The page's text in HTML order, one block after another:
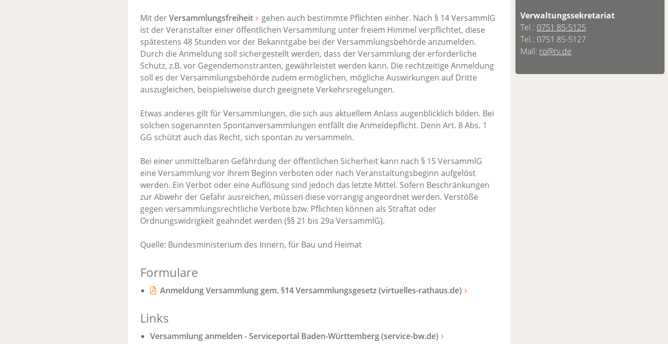
Mit derVersammlungsfreiheit
gehen auch bestimmte Pflichten einher. Nach § 14 VersammlG
ist der Veranstalter einer öffentlichen Versammlung unter freiem Himmel verpflichtet, diese
spätestens 48 Stunden vor der Bekanntgabe bei der Versammlungsbehörde anzumelden.
Durch die Anmeldung soll sichergestellt werden, dass der Versammlung der erforderliche
Schutz, z.B. vor Gegendemonstranten, gewährleistet werden kann. Die rechtzeitige Anmeldung
soll es der Versammlungsbehörde zudem ermöglichen, mögliche Auswirkungen auf Dritte
auszugleichen, beispielsweise durch geeignete Verkehrsregelungen.
Etwas anderes gilt für Versammlungen, die sich aus aktuellem Anlass augenblicklich bilden. Bei
solchen sogenannten Spontanversammlungen entfällt die Anmeldepflicht. Denn Art. 8 Abs. 1
GG schützt auch das Recht, sich spontan zu versammeln.
Bei einer unmittelbaren Gefährdung der öffentlichen Sicherheit kann nach § 15 VersammlG
eine Versammlung vor ihrem Beginn verboten oder nach Veranstaltungsbeginn aufgelöst
werden. Ein Verbot oder eine Auflösung sind jedoch das letzte Mittel. Sofern Beschränkungen
zur Abwehr der Gefahr ausreichen, müssen diese vorrangig angeordnet werden. Verstöße
gegen versammlungsrechtliche Verbote bzw. Pflichten können als Straftat oder
Ordnungswidrigkeit geahndet werden (§§ 21 bis 29a VersammlG).
Quelle: Bundesministerium des Innern, für Bau und Heimat
Formulare
Anmeldung Versammlung gem. §14 Versammlungsgesetz (virtuelles-rathaus.de)
Links
Versammlung anmelden - Serviceportal Baden-Württemberg (service-bw.de)
Verwaltungssekretariat
Tel.: 0751 85-5125
Tel.: 0751 85-5127
Mail: ro@rv.de